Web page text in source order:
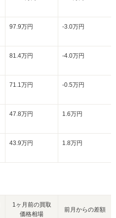
97.9万円 -3.0万円
81.4万円 -4.0万円
71.1万円 -0.5万円
47.8万円 1.6万円
43.9万円 1.8万円
1ヶ月前の買取
価格相場
前月からの差額